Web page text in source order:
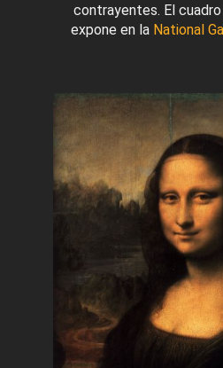
contrayentes. El
expone en la National